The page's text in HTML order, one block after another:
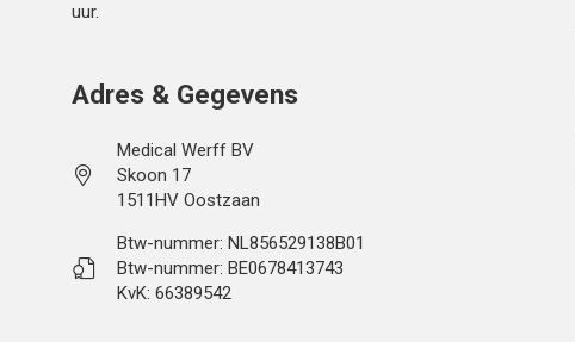
uur.
Adres & Gegevens
Medical Werff BV
Skoon 17
1511HV Oostzaan
Btw-nummer: NL856529138B01
Btw-nummer: BE0678413743
KvK: 66389542